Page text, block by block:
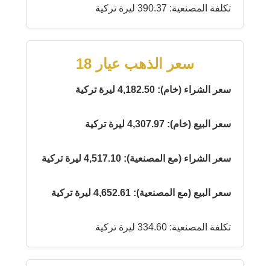
تكلفة المصنعية: 390.37 ليرة تركية
سعر الذهب عيار 18
سعر الشراء (خام): 4,182.50 ليرة تركية
سعر البيع (خام): 4,307.97 ليرة تركية
سعر الشراء (مع المصنعية): 4,517.10 ليرة تركية
سعر البيع (مع المصنعية): 4,652.61 ليرة تركية
تكلفة المصنعية: 334.60 ليرة تركية